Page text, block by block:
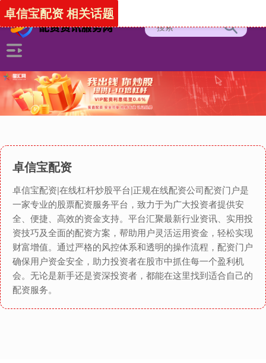
卓信宝配资
卓信宝配资|在线杠杆炒股平台|正规在线配资公司配资门户是
一家专业的股票配资服务平台，致力于为广大投资者提供安
全、便捷、高效的资金支持。平台汇聚最新行业资讯、实用投
资技巧及全面的配资方案，帮助用户灵活运用资金，轻松实现
财富增值。通过严格的风控体系和透明的操作流程，配资门户
确保用户资金安全，助力投资者在股市中抓住每一个盈利机
会。无论是新手还是资深投资者，都能在这里找到适合自己的
配资服务。
卓信宝配资 相关话题